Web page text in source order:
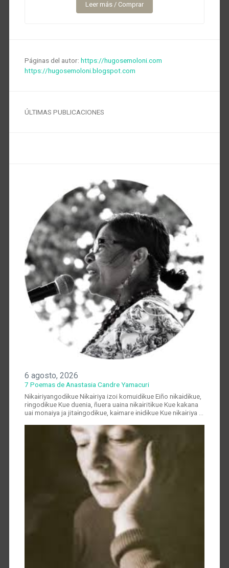
Leer más / Comprar
Páginas del autor: https://hugosemoloni.com
https://hugosemoloni.blogspot.com
ÚLTIMAS PUBLICACIONES
6 agosto, 2026
7 Poemas de Anastasia Candre Yamacuri
Nɨkaɨriyangodɨkue Nɨkaɨriya izoi komuidɨkue Eiño nɨkaɨdɨkue,
rɨngodɨkue Kue duenia, ñuera uaina nɨkaɨritɨkue Kue kakana
uai monaiya ja jitaɨngodɨkue, kaɨmare ɨnɨdɨkue Kue nɨkaɨriya …